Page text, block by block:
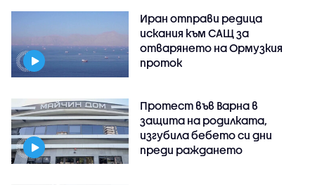
Иран отправи редица
искания към САЩ за
отварянето на Ормузкия
проток
Протест във Варна в
защита на родилката,
изгубила бебето си дни
преди раждането